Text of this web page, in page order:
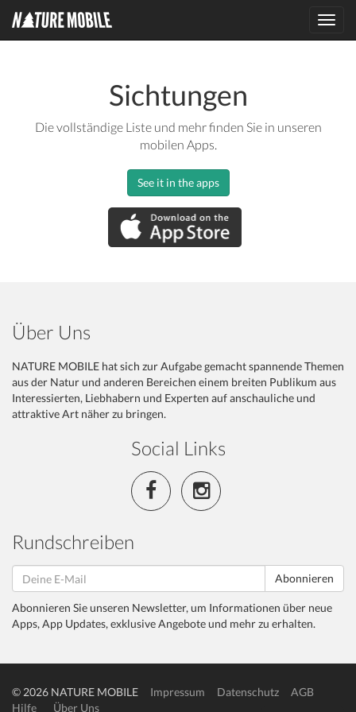
Sichtungen
Die vollständige Liste und mehr finden Sie in unseren
mobilen Apps.
See it in the apps
Über Uns
NATURE MOBILE hat sich zur Aufgabe gemacht spannende Themen
aus der Natur und anderen Bereichen einem breiten Publikum aus
Interessierten, Liebhabern und Experten auf anschauliche und
attraktive Art näher zu bringen.
Social Links
Rundschreiben
Abonnieren
Abonnieren Sie unseren Newsletter, um Informationen über neue
Apps, App Updates, exklusive Angebote und mehr zu erhalten.
© 2026 NATURE MOBILE Impressum Datenschutz
AGB
Hilfe
Über Uns